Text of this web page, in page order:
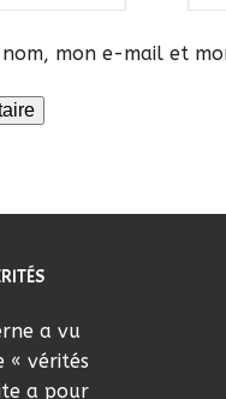
mon e-mail et
a vu
« vérités
a pour